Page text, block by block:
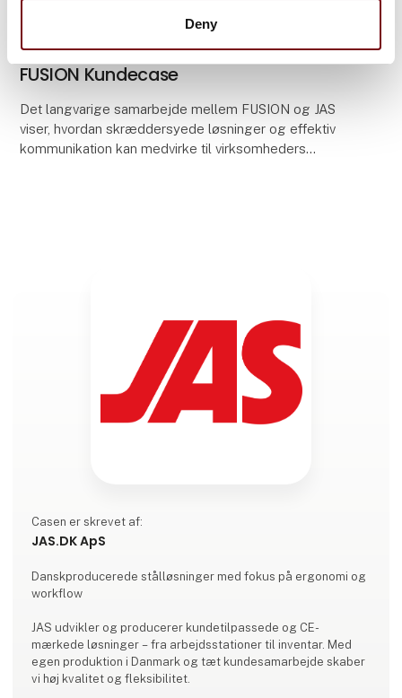
Deny
5. august 2025
FUSION Kundecase
Det langvarige samarbejde mellem FUSION og JAS
viser, hvordan skræddersyede løsninger og effektiv
kommunikation kan medvirke til virksomheders
Casen er skrevet af:
JAS.DK ApS
Danskproducerede stålløsninger med fokus på ergonomi og
workflow
JAS udvikler og producerer kundetilpassede og CE-
mærkede løsninger – fra arbejdsstationer til inventar. Med
egen produktion i Danmark og tæt kundesamarbejde skaber
vi høj kvalitet og fleksibilitet.